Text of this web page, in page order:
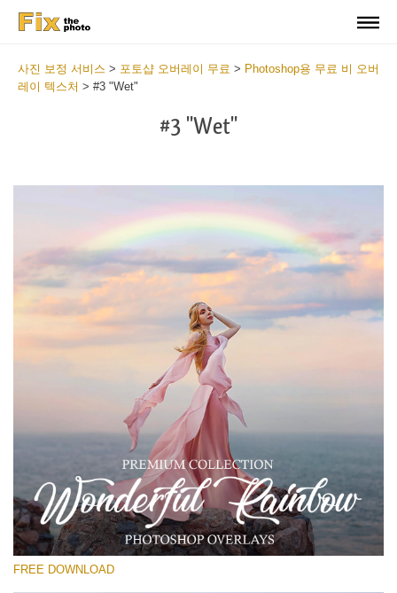
사진 보정 서비스 > 포토샵 오버레이 무료 > Photoshop용 무료 비 오버
레이 텍스처 > #3 "Wet"
#3 "Wet"
선택 해주세요
Free Photoshop Overlay
Small 800*533px
Wonderful Rainbow
(20 Overlays)
FREE DOWNLOAD